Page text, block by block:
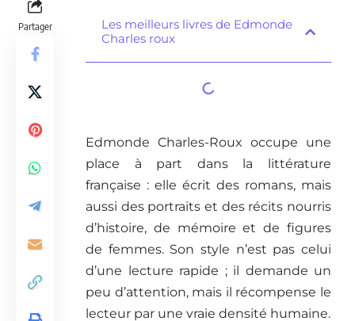
Partager
Les meilleurs livres de Edmonde
Charles roux
Edmonde Charles-Roux occupe une
place à part dans la littérature
française : elle écrit des romans, mais
aussi des portraits et des récits nourris
d’histoire, de mémoire et de figures
de femmes. Son style n’est pas celui
d’une lecture rapide ; il demande un
peu d’attention, mais il récompense le
lecteur par une vraie densité humaine.